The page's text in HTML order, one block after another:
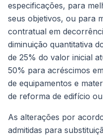
especificações, para
seus objetivos, ou para
contratual em
diminuição quantitativa
de 25% do valor inicial
50% para acréscimos
de equipamentos e
de reforma de edifício
As alterações por
admitidas para